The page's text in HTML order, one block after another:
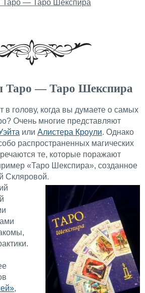
Таро — Таро Шекспира
Таро — Таро Шекспира
в голову, когда вы думаете о самых
Очень многие представляют
или Алистера Кроули. Однако
распространенных магических
те, которые поражают
«Таро Шекспира», созданное
Скляровой.
,